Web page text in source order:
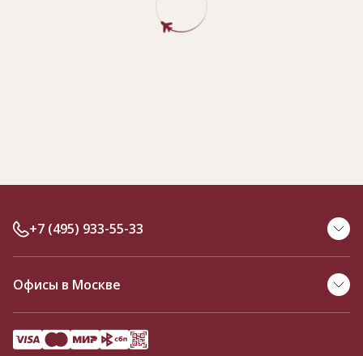
+7 (495) 933-55-33
Офисы в Москве